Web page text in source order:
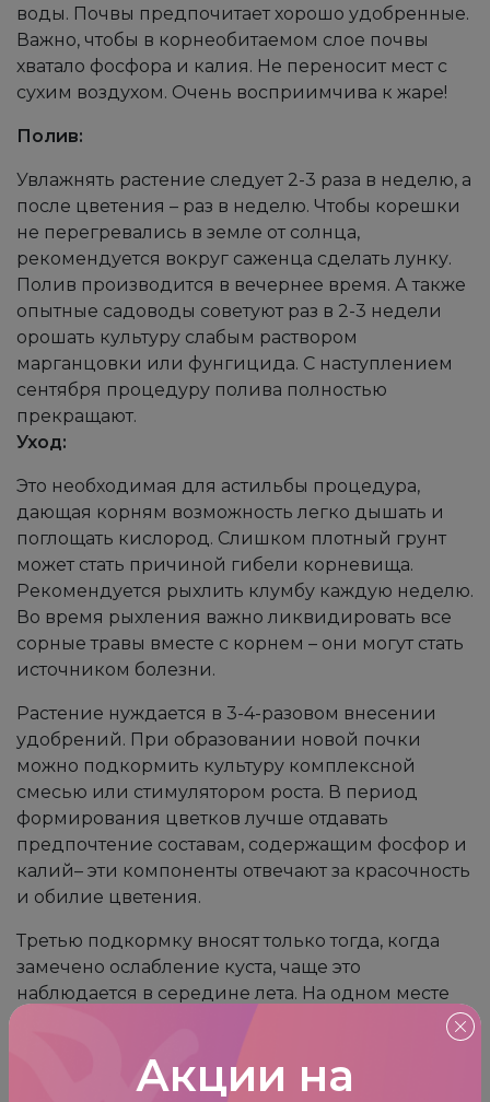
Акции на
воды. Почвы предпочитает хорошо удобренные.
Важно, чтобы в корнеобитаемом слое почвы
хватало фосфора и калия. Не переносит мест с
сухим воздухом. Очень восприимчива к жаре!
Полив:
Увлажнять растение следует 2-3 раза в неделю, а
после цветения – раз в неделю. Чтобы корешки
не перегревались в земле от солнца,
рекомендуется вокруг саженца сделать лунку.
Полив производится в вечернее время. А также
опытные садоводы советуют раз в 2-3 недели
орошать культуру слабым раствором
марганцовки или фунгицида. С наступлением
сентября процедуру полива полностью
прекращают.
Уход:
Это необходимая для астильбы процедура,
дающая корням возможность легко дышать и
поглощать кислород. Слишком плотный грунт
может стать причиной гибели корневища.
Рекомендуется рыхлить клумбу каждую неделю.
Во время рыхления важно ликвидировать все
сорные травы вместе с корнем – они могут стать
источником болезни.
Растение нуждается в 3-4-разовом внесении
удобрений. При образовании новой почки
можно подкормить культуру комплексной
смесью или стимулятором роста. В период
формирования цветков лучше отдавать
предпочтение составам, содержащим фосфор и
калий– эти компоненты отвечают за красочность
и обилие цветения.
Третью подкормку вносят только тогда, когда
замечено ослабление куста, чаще это
наблюдается в середине лета. На одном месте